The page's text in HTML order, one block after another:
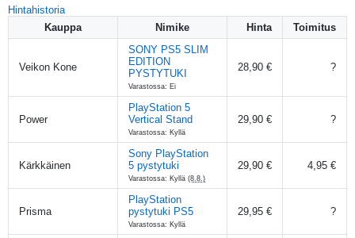
Hintahistoria
Kauppa
Nimike Hinta Toimitus
Veikon Kone
SONY PS5 SLIM
EDITION
PYSTYTUKI
Varastossa: Ei
28,90 € ?
Power
PlayStation 5
Vertical Stand
Varastossa: Kyllä
29,90 € ?
Kärkkäinen
Sony PlayStation
5 pystytuki
Varastossa: Kyllä (8.8.)
29,90 € 4,95 €
Prisma
PlayStation
pystytuki PS5
Varastossa: Kyllä
29,95 € ?